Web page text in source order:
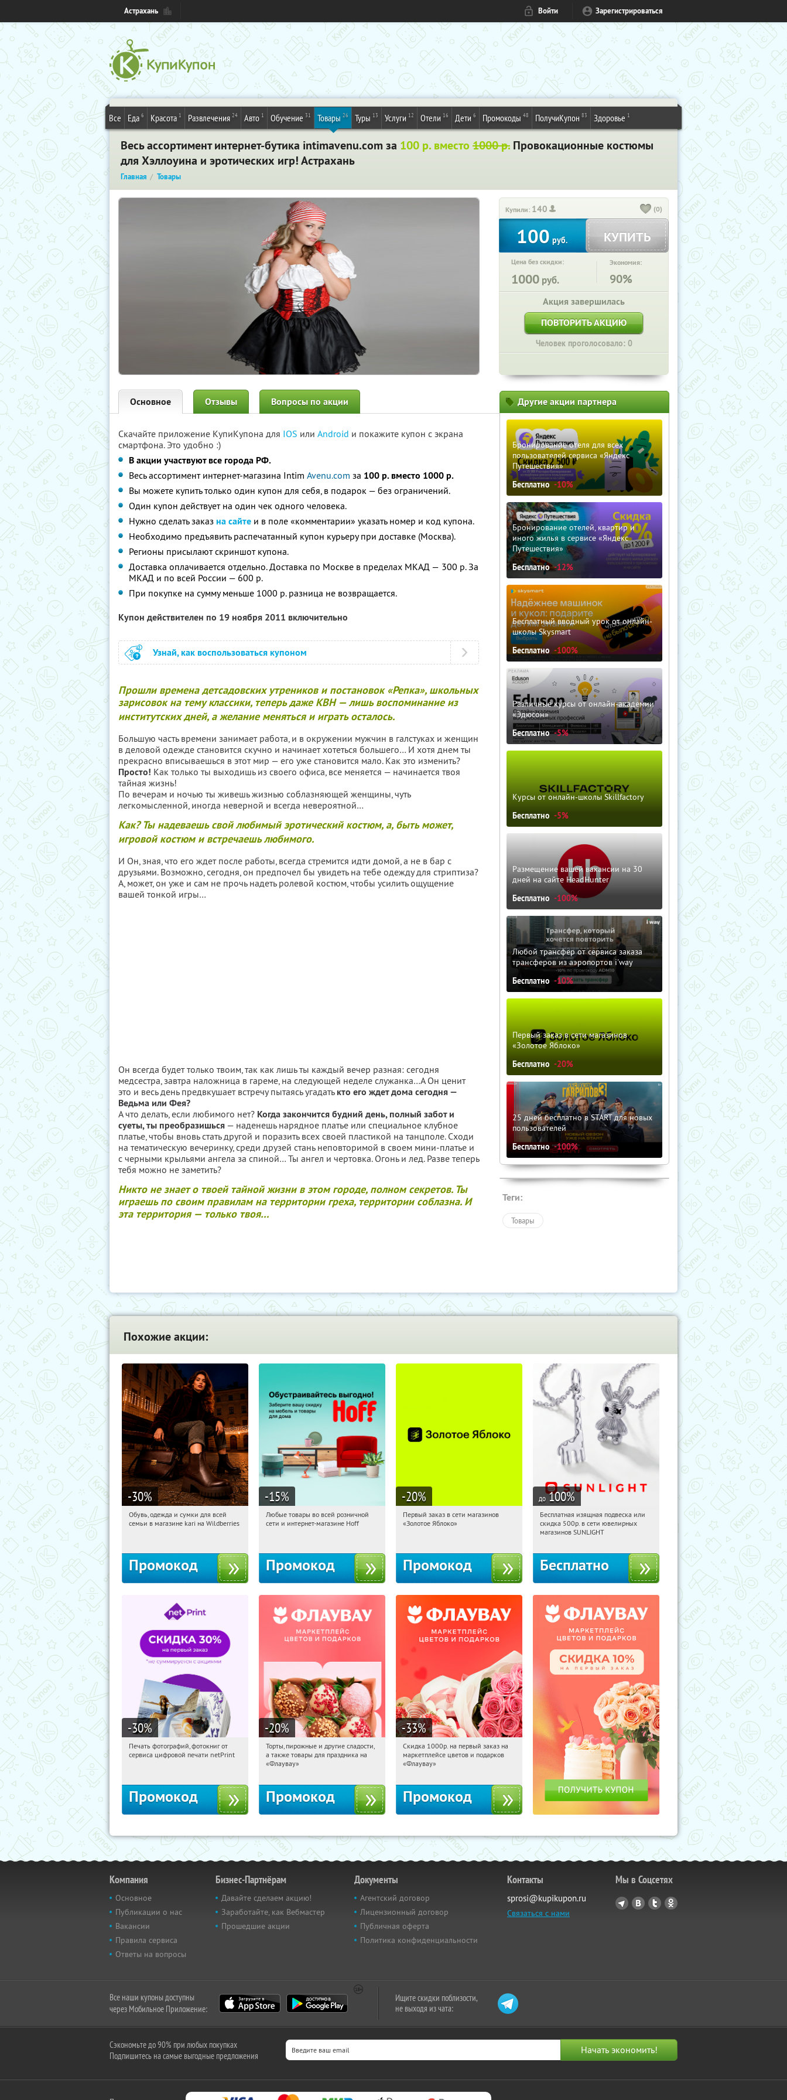
Астрахань Войти Зарегистрироваться
Все Еда 6 Красота 1 Развлечения 24 Авто 1 Обучение 31 Товары 26 Туры 13 Услуги 12 Отели 16 Дети 6 Промокоды 48 ПолучиКупон 83 Здоровье 1
Весь ассортимент интернет-бутика intimavenu.com за 100 р. вместо 1000 р. Провокационные костюмы
для Хэллоуина и эротических игр! Астрахань
Главная Товары
Купили: 140 (0)
100 руб. КУПИТЬ
Цена без скидки:
1000 руб.
Экономия:
90%
Акция завершилась
ПОВТОРИТЬ АКЦИЮ
Человек проголосовало: 0
Основное Отзывы Вопросы по акции
Скачайте приложение КупиКупона для IOS или Android и покажите купон с экрана
смартфона. Это удобно :)
В акции участвуют все города РФ.
Весь ассортимент интернет-магазина Intim Avenu.com за 100 р. вместо 1000 р.
Вы можете купить только один купон для себя, в подарок — без ограничений.
Один купон действует на один чек одного человека.
Нужно сделать заказ на сайте и в поле «комментарии» указать номер и код купона.
Необходимо предъявить распечатанный купон курьеру при доставке (Москва).
Регионы присылают скриншот купона.
Доставка оплачивается отдельно. Доставка по Москве в пределах МКАД — 300 р. За
МКАД и по всей России — 600 р.
При покупке на сумму меньше 1000 р. разница не возвращается.
Купон действителен по 19 ноября 2011 включительно
Узнай, как воспользоваться купоном
Прошли времена детсадовских утреников и постановок «Репка», школьных
зарисовок на тему классики, теперь даже КВН — лишь воспоминание из
институтских дней, а желание меняться и играть осталось.
Большую часть времени занимает работа, и в окружении мужчин в галстуках и женщин
в деловой одежде становится скучно и начинает хотеться большего… И хотя днем ты
прекрасно вписываешься в этот мир — его уже становится мало. Как это изменить?
Просто! Как только ты выходишь из своего офиса, все меняется — начинается твоя
тайная жизнь!
По вечерам и ночью ты живешь жизнью соблазняющей женщины, чуть
легкомысленной, иногда неверной и всегда невероятной…
Как? Ты надеваешь свой любимый эротический костюм, а, быть может,
игровой костюм и встречаешь любимого.
И Он, зная, что его ждет после работы, всегда стремится идти домой, а не в бар с
друзьями. Возможно, сегодня, он предпочел бы увидеть на тебе одежду для стриптиза?
А, может, он уже и сам не прочь надеть ролевой костюм, чтобы усилить ощущение
вашей тонкой игры…
Он всегда будет только твоим, так как лишь ты каждый вечер разная: сегодня
медсестра, завтра наложница в гареме, на следующей неделе служанка…А Он ценит
это и весь день предвкушает встречу пытаясь угадать кто его ждет дома сегодня —
Ведьма или Фея?
А что делать, если любимого нет? Когда закончится будний день, полный забот и
суеты, ты преобразишься — наденешь нарядное платье или специальное клубное
платье, чтобы вновь стать другой и поразить всех своей пластикой на танцполе. Сходи
на тематическую вечеринку, среди друзей стань неповторимой в своем мини-платье и
с черными крыльями ангела за спиной… Ты ангел и чертовка. Огонь и лед. Разве теперь
тебя можно не заметить?
Никто не знает о твоей тайной жизни в этом городе, полном секретов. Ты
играешь по своим правилам на территории греха, территории соблазна. И
эта территория — только твоя…
Другие акции партнера
Бронирование отеля для всех
пользователей сервиса «Яндекс
Путешествия»
Бесплатно -10%
Бронирование отелей, квартир и
иного жилья в сервисе «Яндекс
Путешествия»
Бесплатно -12%
Бесплатный вводный урок от онлайн-
школы Skysmart
Бесплатно -100%
Различные курсы от онлайн-академии
«Эдюсон»
Бесплатно -5%
Курсы от онлайн-школы Skillfactory
Бесплатно -5%
Размещение вашей вакансии на 30
дней на сайте HeadHunter
Бесплатно -100%
Любой трансфер от сервиса заказа
трансферов из аэропортов i'way
Бесплатно -10%
Первый заказ в сети магазинов
«Золотое Яблоко»
Бесплатно -20%
25 дней бесплатно в START для новых
пользователей
Бесплатно -100%
Теги:
Товары
Похожие акции:
-30%
17:21:01 Получили:
Обувь, одежда и сумки для всей
семьи в магазине kari на Wildberries
Промокод
-15%
17:21:01 Получили:
Любые товары во всей розничной
сети и интернет-магазине Hoff
Промокод
-20%
17:21:01
Получи первым!
Первый заказ в сети магазинов
«Золотое Яблоко»
Промокод
до 100%
17:21:01 Получили:
Россия
Бесплатная изящная подвеска или
скидка 500р. в сети ювелирных
магазинов SUNLIGHT
Бесплатно
-30%
17:21:01 Получили:
Печать фотографий, фотокниг от
сервиса цифровой печати netPrint
Промокод
-20%
17:21:01 Получили:
Россия
Торты, пирожные и другие сладости,
а также товары для праздника на
«Флаувау»
Промокод
-33%
17:21:01 Получили:
Россия
Скидка 1000р. на первый заказ на
маркетплейсе цветов и подарков
«Флаувау»
Промокод
Компания
Основное
Публикации о нас
Вакансии
Правила сервиса
Ответы на вопросы
Бизнес-Партнёрам
Давайте сделаем акцию!
Заработайте, как Вебмастер
Прошедшие акции
Документы
Агентский договор
Лицензионный договор
Публичная оферта
Политика конфиденциальности
Контакты
sprosi@kupikupon.ru
Связаться с нами
Мы в Соцсетях
Все наши купоны доступны
через Мобильное Приложение:
Ищите скидки поблизости,
не выходя из чата:
Сэкономьте до 90% при любых покупках
Подпишитесь на самые выгодные предложения